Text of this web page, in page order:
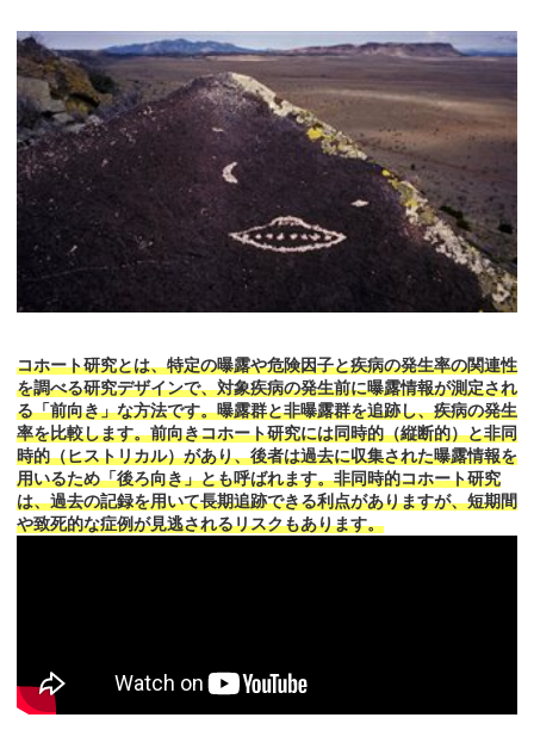
コホート研究とは、特定の曝露や危険因子と疾病の発生率の関連性
を調べる研究デザインで、対象疾病の発生前に曝露情報が測定され
る「前向き」な方法です。曝露群と非曝露群を追跡し、疾病の発生
率を比較します。前向きコホート研究には同時的（縦断的）と非同
時的（ヒストリカル）があり、後者は過去に収集された曝露情報を
用いるため「後ろ向き」とも呼ばれます。非同時的コホート研究
は、過去の記録を用いて長期追跡できる利点がありますが、短期間
や致死的な症例が見逃されるリスクもあります。